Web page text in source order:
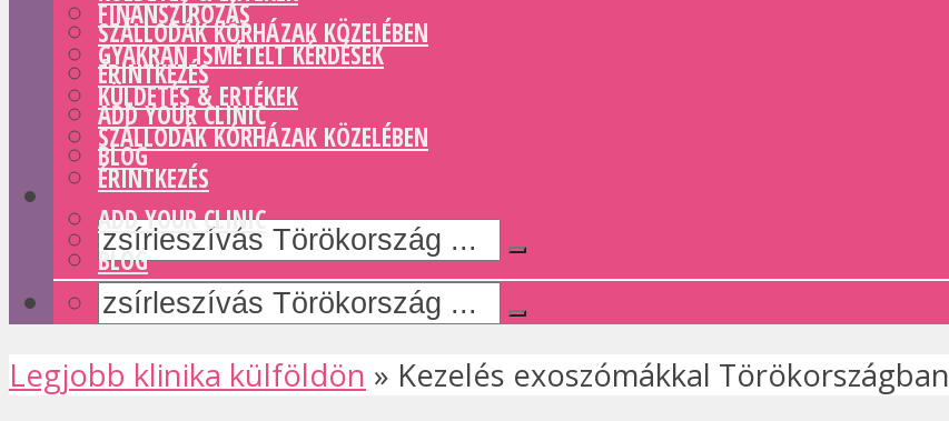
SZÁLLODÁK KÓRHÁZAK KÖZELÉBEN
ÉRINTKEZÉS
ADD YOUR CLINIC
BLOG
FINANSZÍROZÁS
GYAKRAN ISMÉTELT KÉRDÉSEK
KÜLDETÉS & ERTÉKEK
SZÁLLODÁK KÓRHÁZAK KÖZELÉBEN
ÉRINTKEZÉS
ADD YOUR CLINIC
BLOG
Legjobb klinika külföldön » Kezelés exoszómákkal Törökországban